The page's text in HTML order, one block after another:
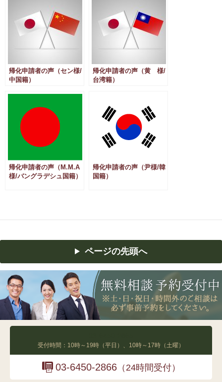
帰化申請者の声（セン様/
中国籍）
帰化申請者の声（黄 様/
台湾籍）
帰化申請者の声（M.M.A
様/バングラデシュ国籍）
帰化申請者の声（尹様/韓
国籍）
ページの先頭へ
受付時間：10時～19時（平日）、10時～17時（土曜）
03-6450-2866（24時間受付）